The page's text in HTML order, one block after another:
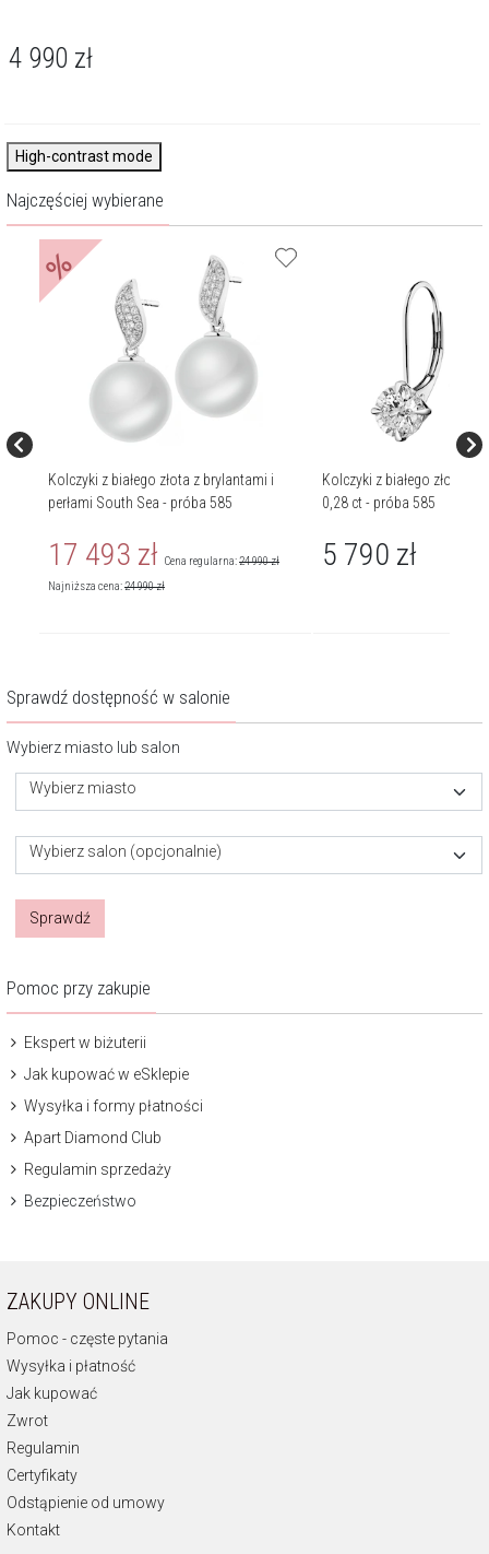
4 990 zł
High-contrast mode
Najczęściej wybierane
%
Kolczyki z białego złota z brylantami i
perłami South Sea - próba 585
17 493 zł Cena regularna:24 990zł
Najniższa cena:24 990zł
Kolczyki z białego złota z
0,28 ct - próba 585
5 790 zł
Sprawdź dostępność w salonie
Wybierz miasto lub salon
Wybierz miasto
Wybierz salon (opcjonalnie)
Sprawdź
Pomoc przy zakupie
Ekspert w biżuterii
Jak kupować w eSklepie
Wysyłka i formy płatności
Apart Diamond Club
Regulamin sprzedaży
Bezpieczeństwo
ZAKUPY ONLINE
Pomoc - częste pytania
Wysyłka i płatność
Jak kupować
Zwrot
Regulamin
Certyfikaty
Odstąpienie od umowy
Kontakt